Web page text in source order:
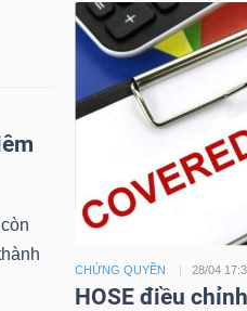
CHỨNG QUYỀN 28/04
HOSE điều